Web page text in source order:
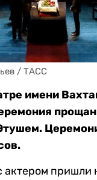
/ ТАСС
имени
актером пришли